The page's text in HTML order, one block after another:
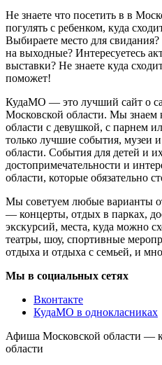
Не знаете что посетить в в
погулять с ребенком, куда
Выбираете место для
на выходные? Интересуетесь
выставки? Не знаете куда
поможет!
КудаМО — это лучший сайт о
Московской области. Мы знаем
области с девушкой, с парнем
только лучшие события, музеи
области. События для детей и
достопримечательности и
области, которые обязательно
Мы советуем любые варианты
— концерты, отдых в парках,
экскурсий, места, куда можно
театры, шоу, спортивные
отдыха и отдыха с семьей, и
Мы в социальных сетях
Вконтакте
КудаМО в однокласниках
Афиша Московской области —
области